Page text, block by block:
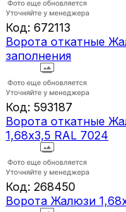
Код: 672113
Ворота откатные
заполнения
Код: 593187
Ворота откатные
1,68х3,5 RAL 7024
Код: 268450
Ворота Жалюзи